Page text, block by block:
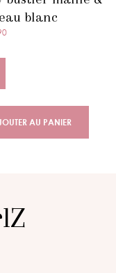
blanc
AU PANIER